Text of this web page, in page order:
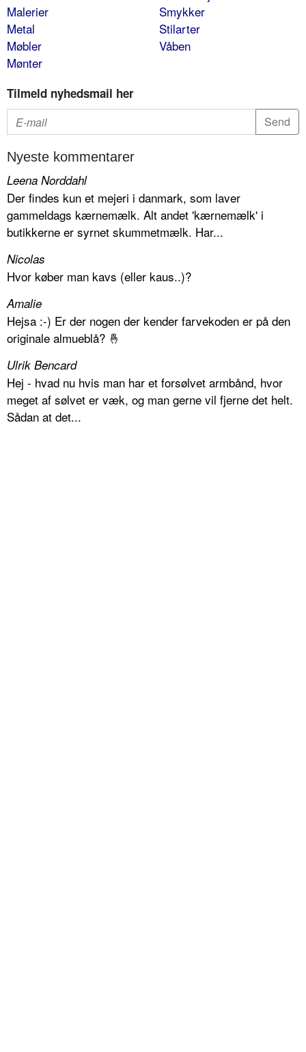
Malerier
Metal
Møbler
Mønter
Smykker
Stilarter
Våben
Tilmeld nyhedsmail her
Nyeste kommentarer
Leena Norddahl
Der findes kun et mejeri i danmark, som laver
gammeldags kærnemælk. Alt andet 'kærnemælk' i
butikkerne er syrnet skummetmælk. Har...
Nicolas
Hvor køber man kavs (eller kaus..)?
Amalie
Hejsa :-) Er der nogen der kender farvekoden er på den
originale almueblå? 🤞
Ulrik Bencard
Hej - hvad nu hvis man har et forsølvet armbånd, hvor
meget af sølvet er væk, og man gerne vil fjerne det helt.
Sådan at det...